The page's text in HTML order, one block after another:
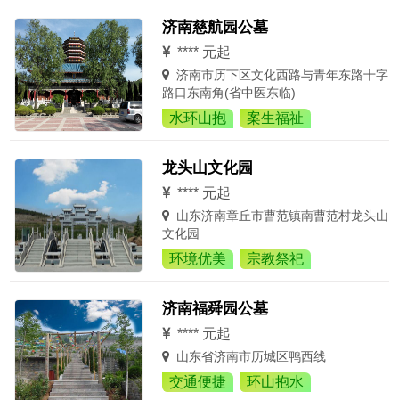
济南慈航园公墓
**** 元起
济南市历下区文化西路与青年东路十字
路口东南角(省中医东临)
水环山抱 案生福祉
龙头山文化园
**** 元起
山东济南章丘市曹范镇南曹范村龙头山
文化园
环境优美 宗教祭祀
济南福舜园公墓
**** 元起
山东省济南市历城区鸭西线
交通便捷 环山抱水